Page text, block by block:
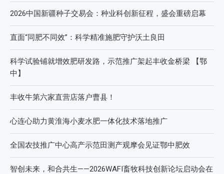
2026中国新疆种子交易会：种业科创新征程，盛会重磅启幕
直面“同肥不同效”：科学精准施肥守护沃土良田
科学试验铺就增效肥研发路，示范推广架起丰收金桥梁 【鄂
中】
丰收牛第六家直营店落户曹县！
心连心助力黄淮海小麦水肥一体化技术落地推广
全国农技推广中心高产示范田测产观摩会见证鄂中肥效
智创未来，和合共生——2026WAFI畜牧科技创新论坛启动会在